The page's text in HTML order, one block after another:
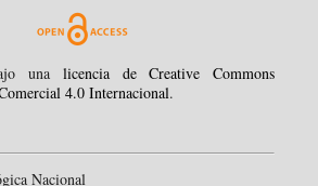
unalicencia de Creative Commons
4.0 Internacional.
Nacional